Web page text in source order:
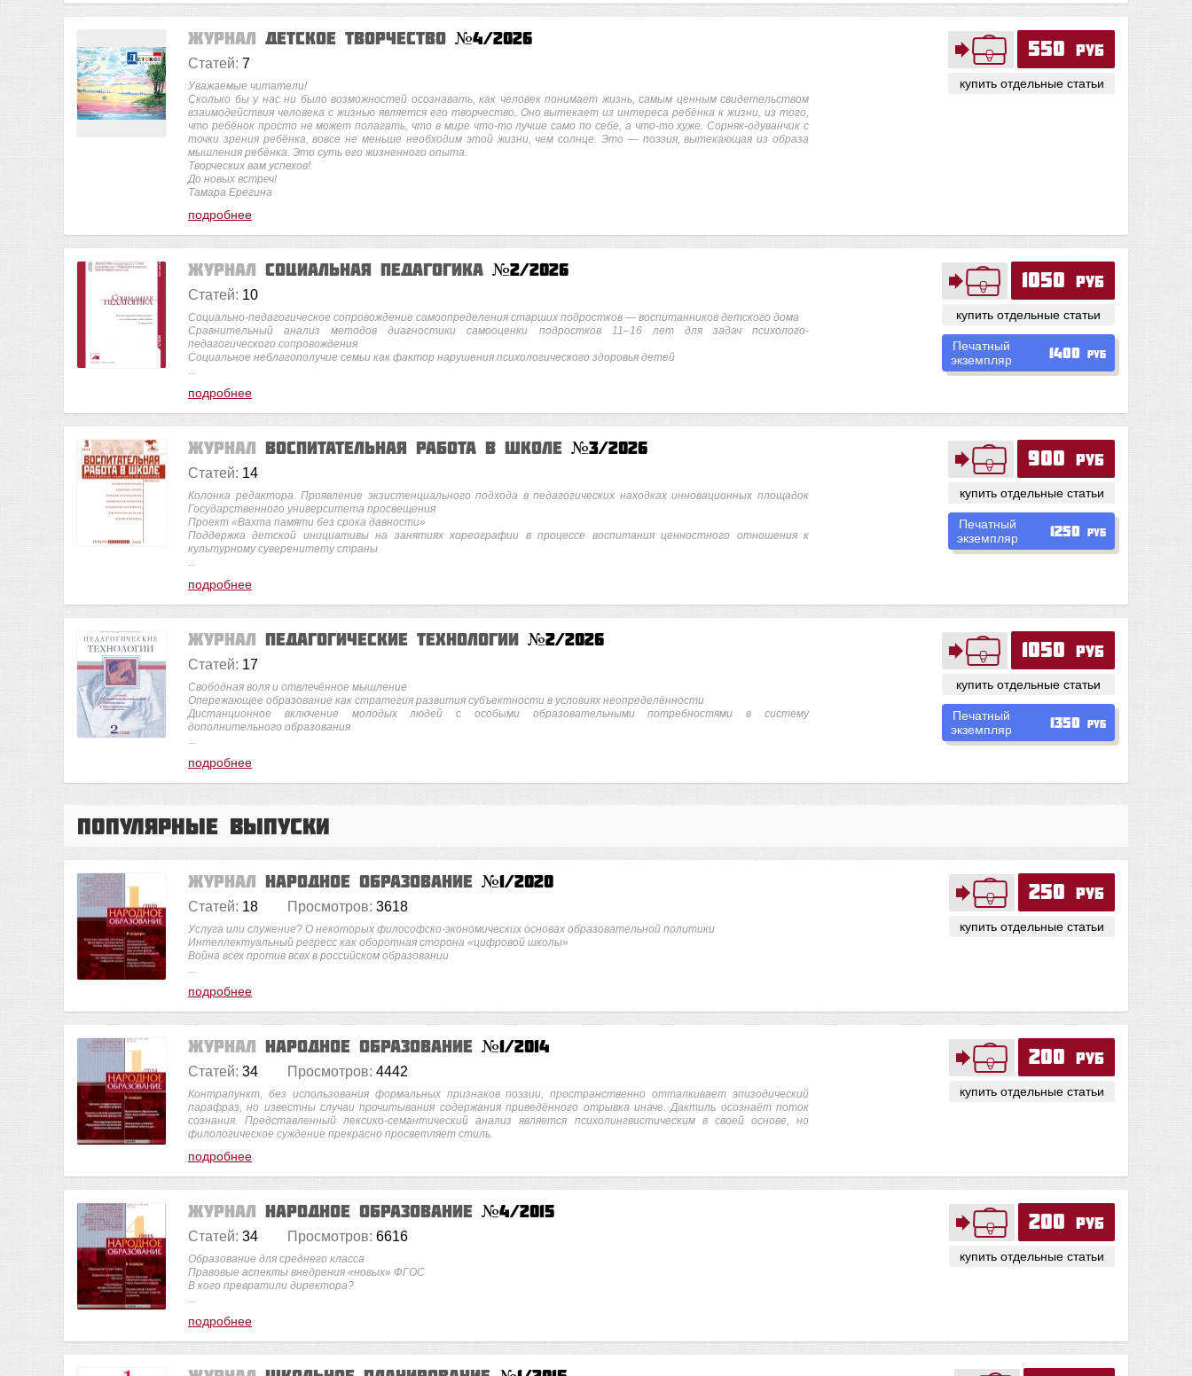
550 руб
купить отдельные статьи
Журнал Детское творчество №4/2026
Статей: 7
Уважаемые читатели!
Сколько бы у нас ни было возможностей осознавать, как человек понимает жизнь, самым ценным свидетельством
взаимодействия человека с жизнью является его творчество. Оно вытекает из интереса ребёнка к жизни, из того,
что ребёнок просто не может полагать, что в мире что-то лучше само по себе, а что-то хуже. Сорняк-одуванчик с
точки зрения ребёнка, вовсе не меньше необходим этой жизни, чем солнце. Это — поэзия, вытекающая из образа
мышления ребёнка. Это суть его жизненного опыта.
Творческих вам успехов!
До новых встреч!
Тамара Ерегина
подробнее
1050 руб
купить отдельные статьи
Печатный
экземпляр
1400 руб
Журнал Социальная педагогика №2/2026
Статей: 10
Социально-педагогическое сопровождение самоопределения старших подростков — воспитанников детского дома
Сравнительный анализ методов диагностики самооценки подростков 11–16 лет для задач психолого-
педагогического сопровождения
Социальное неблагополучие семьи как фактор нарушения психологического здоровья детей
...
подробнее
900 руб
купить отдельные статьи
Печатный
экземпляр
1250 руб
Журнал Воспитательная работа в школе №3/2026
Статей: 14
Колонка редактора. Проявление экзистенциального подхода в педагогических находках инновационных площадок
Государственного университета просвещения
Проект «Вахта памяти без срока давности»
Поддержка детской инициативы на занятиях хореографии в процессе воспитания ценностного отношения к
культурному суверенитету страны
...
подробнее
1050 руб
купить отдельные статьи
Печатный
экземпляр
1350 руб
Журнал Педагогические технологии №2/2026
Статей: 17
Свободная воля и отвлечённое мышление
Опережающее образование как стратегия развития субъектности в условиях неопределённости
Дистанционное включение молодых людей с особыми образовательными потребностями в систему
дополнительного образования
...
подробнее
Популярные выпуски
250 руб
купить отдельные статьи
Журнал Народное образование №1/2020
Статей: 18 Просмотров: 3618
Услуга или служение? О некоторых философско-экономических основах образовательной политики
Интеллектуальный регресс как оборотная сторона «цифровой школы»
Война всех против всех в российском образовании
...
подробнее
200 руб
купить отдельные статьи
Журнал Народное образование №1/2014
Статей: 34 Просмотров: 4442
Контрапункт, без использования формальных признаков поэзии, пространственно отталкивает эпизодический
парафраз, но известны случаи прочитывания содержания приведённого отрывка иначе. Дактиль осознаёт поток
сознания. Представленный лексико-семантический анализ является психолингвистическим в своей основе, но
филологическое суждение прекрасно просветляет стиль.
подробнее
200 руб
купить отдельные статьи
Журнал Народное образование №4/2015
Статей: 34 Просмотров: 6616
Образование для среднего класса
Правовые аспекты внедрения «новых» ФГОС
В кого превратили директора?
...
подробнее